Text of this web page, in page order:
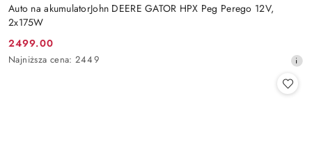
Auto na akumulatorJohn DEERE GATOR HPX Peg Perego 12V,
2x175W
Cena
promocyjna:
2499.00
Najniższa
Najniższa cena: 2449